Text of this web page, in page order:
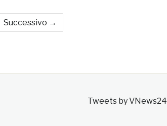
Successivo →
Tweets by VNews24